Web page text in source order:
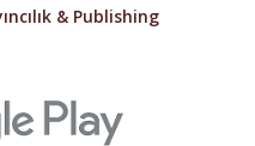
& Publishing